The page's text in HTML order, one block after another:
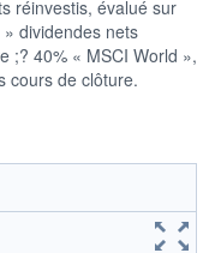
BOURSOVIE
réinvestis, évalué sur
dividendes nets
;? 40% « MSCI World »,
cours de clôture.